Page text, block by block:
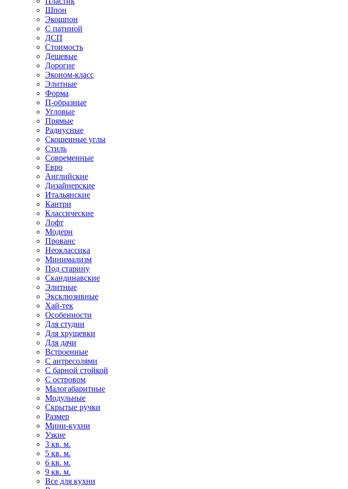
Шпон
Экошпон
С патиной
ДСП
Стоимость
Дешевые
Дорогие
Эконом-класс
Элитные
Форма
П-образные
Угловые
Прямые
Радиусные
Скошенные углы
Стиль
Современные
Евро
Английские
Дизайнерские
Итальянские
Кантри
Классические
Лофт
Модерн
Прованс
Неоклассика
Минимализм
Под старину
Скандинавские
Элитные
Эксклюзивные
Хай-тек
Особенности
Для студии
Для хрущевки
Для дачи
Встроенные
С антресолями
С барной стойкой
С островом
Малогабаритные
Модульные
Скрытые ручки
Размер
Мини-кухни
Узкие
3 кв. м.
5 кв. м.
6 кв. м.
9 кв. м.
Все для кухни